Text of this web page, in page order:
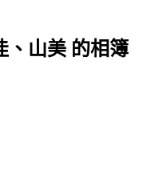
、山美 的相簿